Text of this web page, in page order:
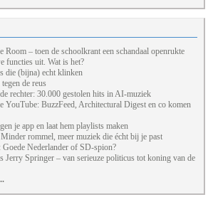
Room – toen de schoolkrant een schandaal openrukte
functies uit. Wat is het?
die (bijna) echt klinken
de reus
rechter: 30.000 gestolen hits in AI-muziek
YouTube: BuzzFeed, Architectural Digest en co komen
je app en laat hem playlists maken
rommel, meer muziek die écht bij je past
Goede Nederlander of SD-spion?
Jerry Springer – van serieuze politicus tot koning van de